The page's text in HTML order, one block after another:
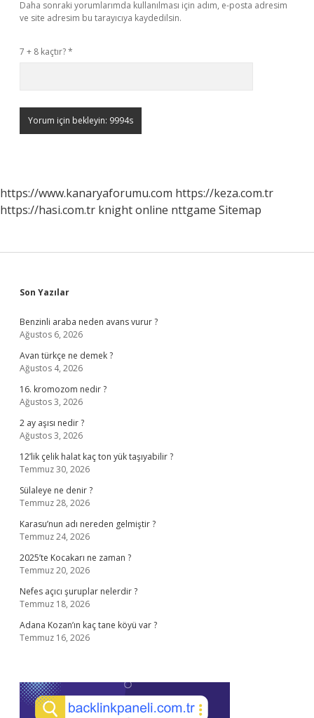
Daha sonraki yorumlarımda kullanılması için adım, e-posta adresim
ve site adresim bu tarayıcıya kaydedilsin.
7 + 8 kaçtır?*
https://www.kanaryaforumu.com https://keza.com.tr
https://hasi.com.tr knight online nttgame Sitemap
Sidebar
Son Yazılar
Benzinli araba neden avans vurur ?
Ağustos 6, 2026
Avan türkçe ne demek ?
Ağustos 4, 2026
16. kromozom nedir ?
Ağustos 3, 2026
2 ay aşısı nedir ?
Ağustos 3, 2026
12’lik çelik halat kaç ton yük taşıyabilir ?
Temmuz 30, 2026
Sülaleye ne denir ?
Temmuz 28, 2026
Karasu’nun adı nereden gelmiştir ?
Temmuz 24, 2026
2025’te Kocakarı ne zaman ?
Temmuz 20, 2026
Nefes açıcı şuruplar nelerdir ?
Temmuz 18, 2026
Adana Kozan’ın kaç tane köyü var ?
Temmuz 16, 2026